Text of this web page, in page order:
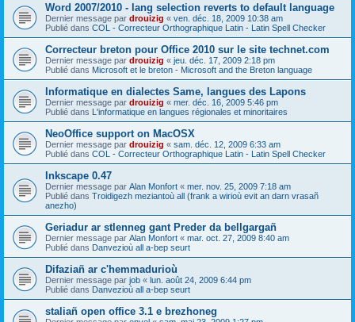
Word 2007/2010 - lang selection reverts to default language
Dernier message par drouizig « ven. déc. 18, 2009 10:38 am
Publié dans COL - Correcteur Orthographique Latin - Latin Spell Checker
Correcteur breton pour Office 2010 sur le site technet.com
Dernier message par drouizig « jeu. déc. 17, 2009 2:18 pm
Publié dans Microsoft et le breton - Microsoft and the Breton language
Informatique en dialectes Same, langues des Lapons
Dernier message par drouizig « mer. déc. 16, 2009 5:46 pm
Publié dans L'informatique en langues régionales et minoritaires
NeoOffice support on MacOSX
Dernier message par drouizig « sam. déc. 12, 2009 6:33 am
Publié dans COL - Correcteur Orthographique Latin - Latin Spell Checker
Inkscape 0.47
Dernier message par Alan Monfort « mer. nov. 25, 2009 7:18 am
Publié dans Troidigezh meziantoù all (frank a wirioù evit an darn vrasañ
anezho)
Geriadur ar stlenneg gant Preder da bellgargañ
Dernier message par Alan Monfort « mar. oct. 27, 2009 8:40 am
Publié dans Danvezioù all a-bep seurt
Difaziañ ar c'hemmadurioù
Dernier message par job « lun. août 24, 2009 6:44 pm
Publié dans Danvezioù all a-bep seurt
staliañ open office 3.1 e brezhoneg